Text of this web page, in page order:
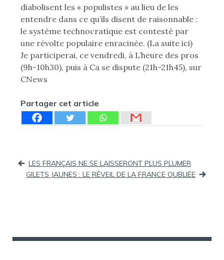
diabolisent les « populistes » au lieu de les
entendre dans ce qu’ils disent de raisonnable :
le système technocratique est contesté par
une révolte populaire enracinée. (La suite ici)
Je participerai, ce vendredi, à L’heure des pros
(9h-10h30), puis à Ca se dispute (21h-21h45), sur
CNews
Partager cet article
Navigation
de
LES FRANÇAIS NE SE LAISSERONT PLUS PLUMER
GILETS JAUNES : LE RÉVEIL DE LA FRANCE OUBLIÉE